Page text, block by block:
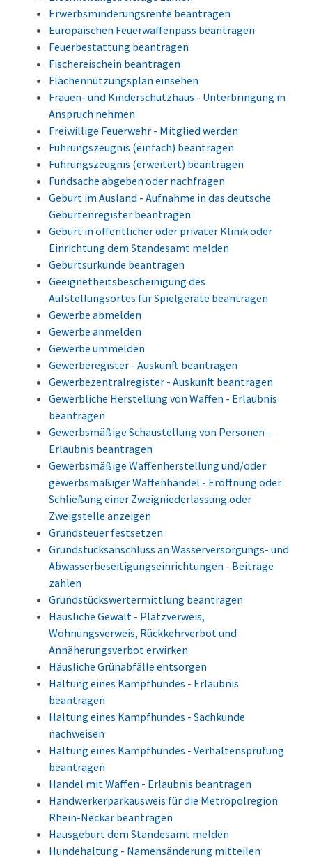
Erwerbsminderungsrente beantragen
Europäischen Feuerwaffenpass beantragen
Feuerbestattung beantragen
Fischereischein beantragen
Flächennutzungsplan einsehen
Frauen- und Kinderschutzhaus - Unterbringung in
Anspruch nehmen
Freiwillige Feuerwehr - Mitglied werden
Führungszeugnis (einfach) beantragen
Führungszeugnis (erweitert) beantragen
Fundsache abgeben oder nachfragen
Geburt im Ausland - Aufnahme in das deutsche
Geburtenregister beantragen
Geburt in öffentlicher oder privater Klinik oder
Einrichtung dem Standesamt melden
Geburtsurkunde beantragen
Geeignetheitsbescheinigung des
Aufstellungsortes für Spielgeräte beantragen
Gewerbe abmelden
Gewerbe anmelden
Gewerbe ummelden
Gewerberegister - Auskunft beantragen
Gewerbezentralregister - Auskunft beantragen
Gewerbliche Herstellung von Waffen - Erlaubnis
beantragen
Gewerbsmäßige Schaustellung von Personen -
Erlaubnis beantragen
Gewerbsmäßige Waffenherstellung und/oder
gewerbsmäßiger Waffenhandel - Eröffnung oder
Schließung einer Zweigniederlassung oder
Zweigstelle anzeigen
Grundsteuer festsetzen
Grundstücksanschluss an Wasserversorgungs- und
Abwasserbeseitigungseinrichtungen - Beiträge
zahlen
Grundstückswertermittlung beantragen
Häusliche Gewalt - Platzverweis,
Wohnungsverweis, Rückkehrverbot und
Annäherungsverbot erwirken
Häusliche Grünabfälle entsorgen
Haltung eines Kampfhundes - Erlaubnis
beantragen
Haltung eines Kampfhundes - Sachkunde
nachweisen
Haltung eines Kampfhundes - Verhaltensprüfung
beantragen
Handel mit Waffen - Erlaubnis beantragen
Handwerkerparkausweis für die Metropolregion
Rhein-Neckar beantragen
Hausgeburt dem Standesamt melden
Hundehaltung - Namensänderung mitteilen